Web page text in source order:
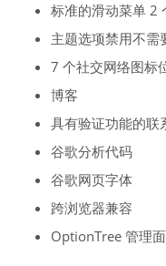
标准的滑动菜单 2
主题选项禁用不需
7 个社交网络图标
博客
具有验证功能的联
谷歌分析代码
谷歌网页字体
跨浏览器兼容
OptionTree 管理